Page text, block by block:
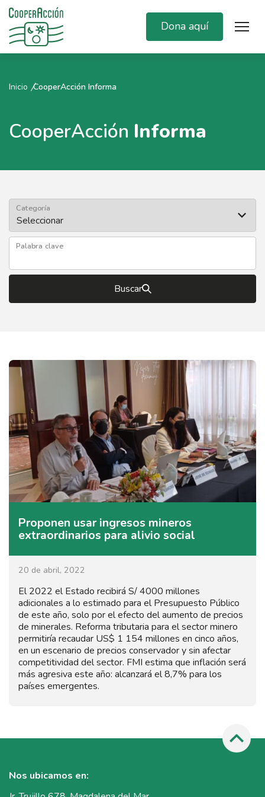
Dona aquí
Inicio CooperAcción Informa
CooperAcción Informa
Categoría
Palabra clave
Buscar
Proponen usar ingresos mineros
extraordinarios para alivio social
20 de abril, 2022
El 2022 el Estado recibirá S/ 4000 millones
adicionales a lo estimado para el Presupuesto Público
de este año, solo por el efecto del aumento de precios
de minerales. Reforma tributaria para el sector minero
permitiría recaudar US$ 1 154 millones en cinco años,
en un escenario de precios conservador y sin afectar
competitividad del sector. FMI estima que inflación será
más agresiva este año: alcanzará el 8,7% para los
países emergentes.
Nos ubicamos en: